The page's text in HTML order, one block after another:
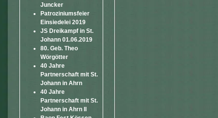
Juncker
Patroziniumsfeier
Einsiedelei 2019
JS Dreikampf in St.
Johann 01.06.2019
80. Geb. Theo
Wörgötter
40 Jahre
Partnerschaft mit St.
Johann in Ahrn
40 Jahre
Partnerschaft mit St.
Johann in Ahrn II